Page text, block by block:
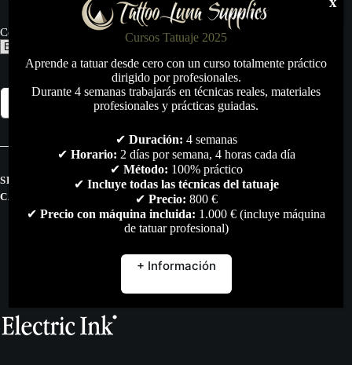
Color:
Wrap
Venda
Cubre
Añadir al carrito
SKU:
CATEGORÍAS:
WRAP
Cursos Tatuaje 2025
Aprende a tatuar desde cero con un curso totalmente práctico
dirigido por profesionales.
Durante 4 semanas trabajarás en técnicas reales, materiales
profesionales y prácticas guiadas.
✔ Duración: 4 semanas
✔ Horario: 2 días por semana, 4 horas cada día
✔ Método: 100% práctico
✔ Incluye todas las técnicas del tatuaje
✔ Precio: 800 €
✔ Precio con máquina incluida: 1.000 € (incluye máquina
de tatuar profesional)
+ Información